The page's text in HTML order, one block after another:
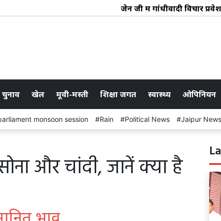
जेन जी में गांधीवादी विचार प्रवेश
चुनाव खेल मूवी-मस्ती शिक्षा जगत स्वास्थ्य ओपिनियन
monsoon session Rain Political News Jaipur
और चांदी, जानें क्या है
भाव